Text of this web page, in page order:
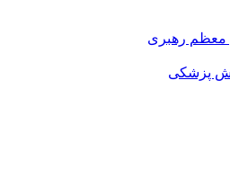
معظم رهبری
پزشکی